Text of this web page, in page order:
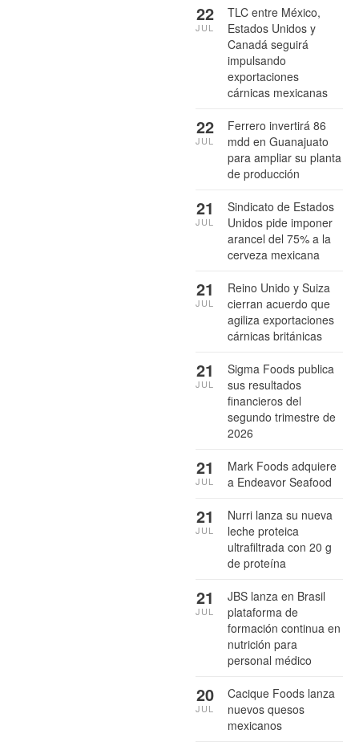
TLC entre México,
Estados Unidos y
Canadá seguirá
impulsando
exportaciones
cárnicas mexicanas
22
JUL
Ferrero invertirá 86
mdd en Guanajuato
para ampliar su planta
de producción
22
JUL
Sindicato de Estados
Unidos pide imponer
arancel del 75% a la
cerveza mexicana
21
JUL
Reino Unido y Suiza
cierran acuerdo que
agiliza exportaciones
cárnicas británicas
21
JUL
Sigma Foods publica
sus resultados
financieros del
segundo trimestre de
2026
21
JUL
Mark Foods adquiere
a Endeavor Seafood
21
JUL
Nurri lanza su nueva
leche proteica
ultrafiltrada con 20 g
de proteína
21
JUL
JBS lanza en Brasil
plataforma de
formación continua en
nutrición para
personal médico
21
JUL
Cacique Foods lanza
nuevos quesos
mexicanos
20
JUL